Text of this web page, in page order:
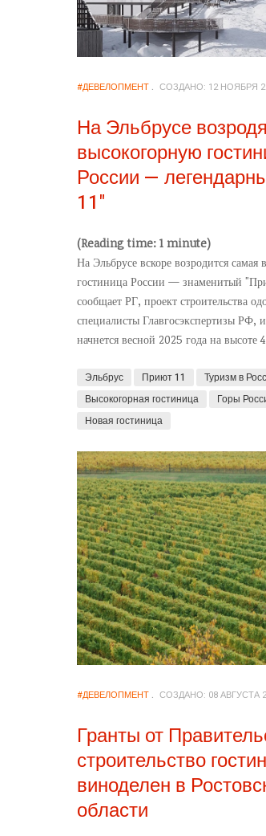
бизнесе
#ДЕВЕЛОПМЕНТ СОЗДАНО: 12 НОЯБРЯ
На Эльбрусе
высокогорную
России —
11"
(Reading time: 1 minute)
На Эльбрусе вскоре возродится самая
гостиница России — знаменитый
сообщает РГ, проект строительства
специалисты Главгосэкспертизы РФ,
начнется весной 2025 года на высоте
Эльбрус Приют 11 Туризм в
Высокогорная гостиница
Горы
Новая гостиница
#ДЕВЕЛОПМЕНТ СОЗДАНО: 08 АВГУСТА
Гранты от
строительство
виноделен в
области